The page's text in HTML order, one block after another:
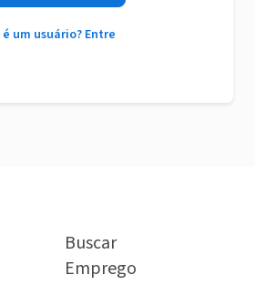
um usuário? Entre
Buscar
Emprego